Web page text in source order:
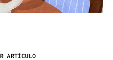
ARTÍCULO